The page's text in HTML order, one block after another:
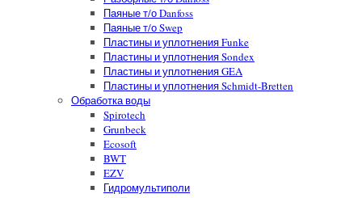
Паяные т/о Danfoss
Паяные т/о Swep
Пластины и уплотнения Funke
Пластины и уплотнения Sondex
Пластины и уплотнения GEA
Пластины и уплотнения Schmidt-Bretten
Обработка воды
Spirotech
Grunbeck
Ecosoft
BWT
EZV
Гидромультиполи